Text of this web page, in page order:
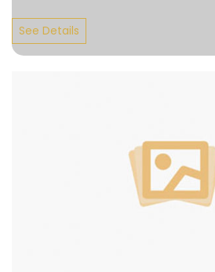
See Details